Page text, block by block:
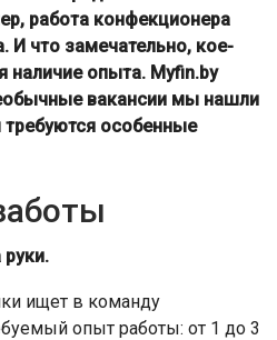
работа конфекционера
И что замечательно, кое-
наличие опыта. Myfin.by
вакансии мы нашли
требуются особенные
руки.
ищет в команду
опыт работы: от 1 до 3